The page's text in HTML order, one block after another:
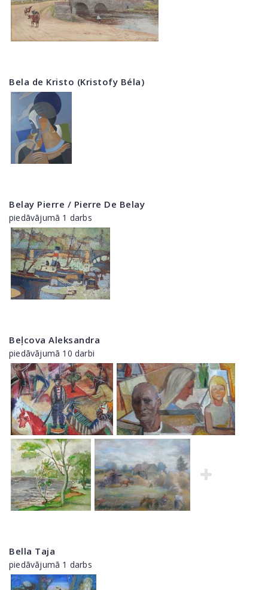
Bela de Kristo (Kristofy Béla)
Belay Pierre / Pierre De Belay
piedāvājumā 1 darbs
Beļcova Aleksandra
piedāvājumā 10 darbi
Bella Taja
piedāvājumā 1 darbs